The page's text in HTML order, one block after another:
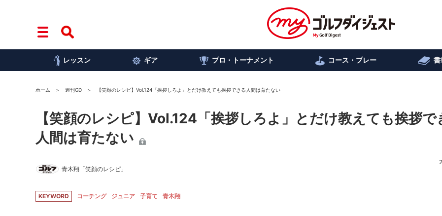
レッスン ギア プロ・トーナメント コース・プレー 書
ホーム 週刊GD 【笑顔のレシピ】Vol.124「挨拶しろよ」とだけ教えても挨拶できる人間は育たない
【笑顔のレシピ】Vol.124「挨拶しろよ」とだけ教えても挨拶で
人間は育たない
青木翔「笑顔のレシピ」
KEYWORD コーチング ジュニア 子育て 青木翔